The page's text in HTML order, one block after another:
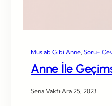
Mus’ab Gibi Anne Soru-
Anne İle
Sena Vakfı·Ara 25, 2023